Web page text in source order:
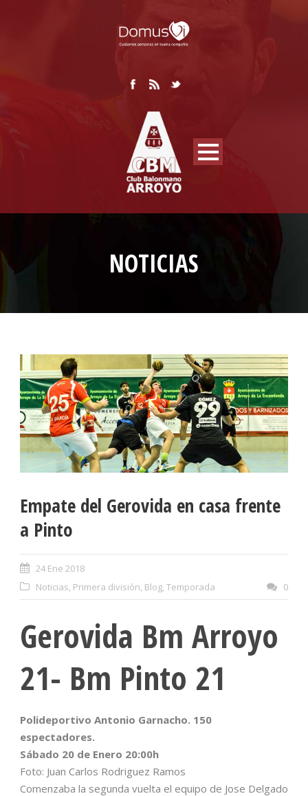
NOTICIAS
Empate del Gerovida en casa frente
a Pinto
24 Ene 2018
Noticias, Primera división, Blog, Temporada 0
Gerovida Bm Arroyo
21- Bm Pinto 21
Polideportivo Antonio Garnacho. 150
espectadores.
Sábado 20 de Enero 20:00h
Foto: Juan Carlos Rodriguez Ramos
Comenzaba la segunda vuelta el equipo de Jose Delgado